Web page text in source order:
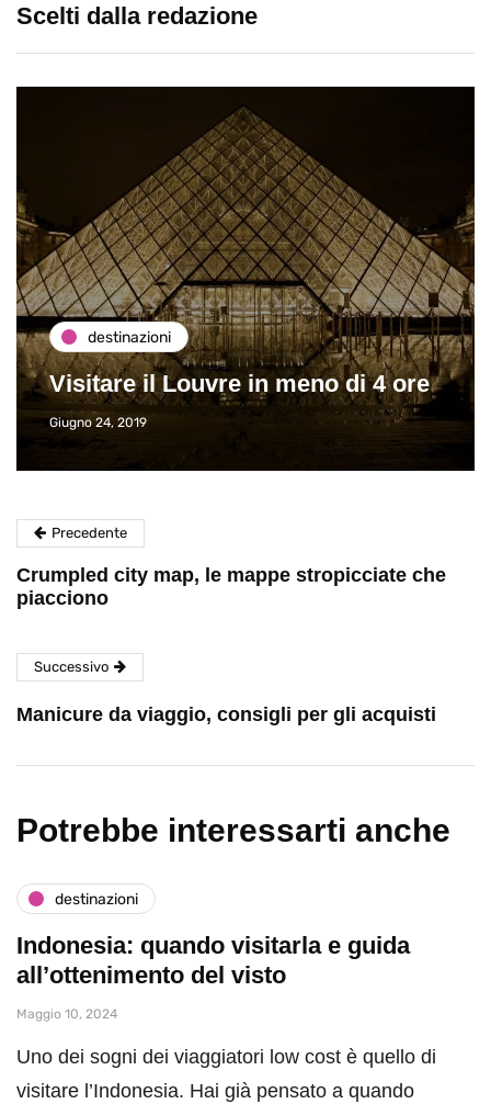
Scelti dalla redazione
destinazioni
Visitare il Louvre in meno di 4 ore
Giugno 24, 2019
Precedente
Crumpled city map, le mappe stropicciate che
piacciono
Successivo
Manicure da viaggio, consigli per gli acquisti
Potrebbe interessarti anche
destinazioni
Indonesia: quando visitarla e guida
all’ottenimento del visto
Maggio 10, 2024
Uno dei sogni dei viaggiatori low cost è quello di
visitare l’Indonesia. Hai già pensato a quando